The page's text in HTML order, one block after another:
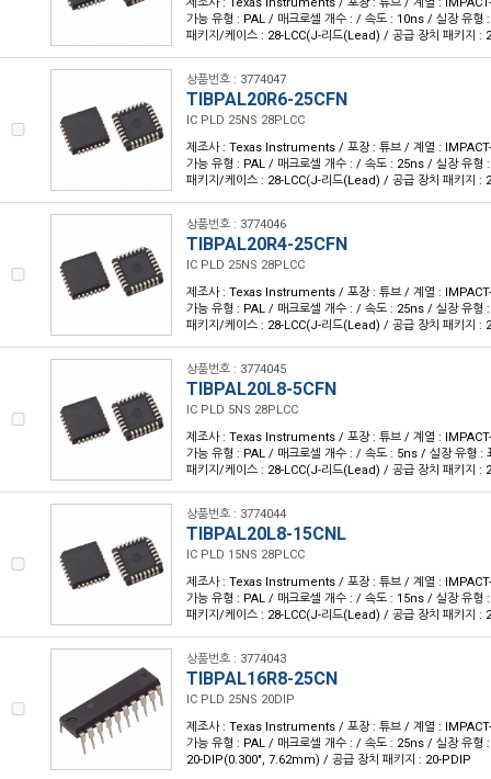
가능 유형 : PAL / 매크로셀 개수 : / 속도 : 10ns / 실장 유형
패키지/케이스 : 28-LCC(J-리드(Lead) / 공급 장치 패키지 :
상품번호 : 3774047
TIBPAL20R6-25CFN
IC PLD 25NS 28PLCC
제조사 : Texas Instruments / 포장 : 튜브 / 계열 :
가능 유형 : PAL / 매크로셀 개수 : / 속도 : 25ns / 실장 유형
패키지/케이스 : 28-LCC(J-리드(Lead) / 공급 장치 패키지 :
상품번호 : 3774046
TIBPAL20R4-25CFN
IC PLD 25NS 28PLCC
제조사 : Texas Instruments / 포장 : 튜브 / 계열 :
가능 유형 : PAL / 매크로셀 개수 : / 속도 : 25ns / 실장 유형
패키지/케이스 : 28-LCC(J-리드(Lead) / 공급 장치 패키지 :
상품번호 : 3774045
TIBPAL20L8-5CFN
IC PLD 5NS 28PLCC
제조사 : Texas Instruments / 포장 : 튜브 / 계열 :
가능 유형 : PAL / 매크로셀 개수 : / 속도 : 5ns / 실장 유형 :
패키지/케이스 : 28-LCC(J-리드(Lead) / 공급 장치 패키지 :
상품번호 : 3774044
TIBPAL20L8-15CNL
IC PLD 15NS 28PLCC
제조사 : Texas Instruments / 포장 : 튜브 / 계열 :
가능 유형 : PAL / 매크로셀 개수 : / 속도 : 15ns / 실장 유형
패키지/케이스 : 28-LCC(J-리드(Lead) / 공급 장치 패키지 :
상품번호 : 3774043
TIBPAL16R8-25CN
IC PLD 25NS 20DIP
제조사 : Texas Instruments / 포장 : 튜브 / 계열 :
가능 유형 : PAL / 매크로셀 개수 : / 속도 : 25ns / 실장 유형
20-DIP(0.300", 7.62mm) / 공급 장치 패키지 : 20-PDIP